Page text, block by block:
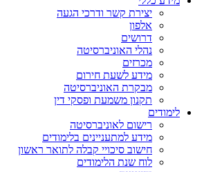
יצירת קשר ודרכי הגעה
אלפון
דרושים
נהלי האוניברסיטה
מכרזים
מידע לשעת חירום
מבקרת האוניברסיטה
תקנון משמעת ופסקי דין
לימודים
רישום לאוניברסיטה
מידע למתעניינים בלימודים
חישוב סיכויי קבלה לתואר ראשון
לוח שנת הלימודים